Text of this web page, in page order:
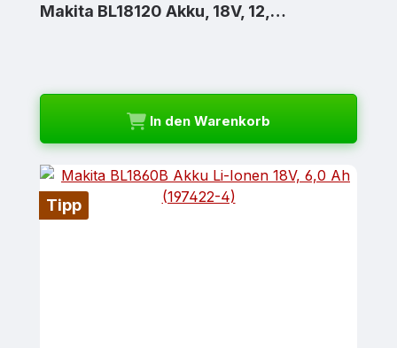
Makita BL18120 Akku, 18V, 12,…
In den Warenkorb
Tipp